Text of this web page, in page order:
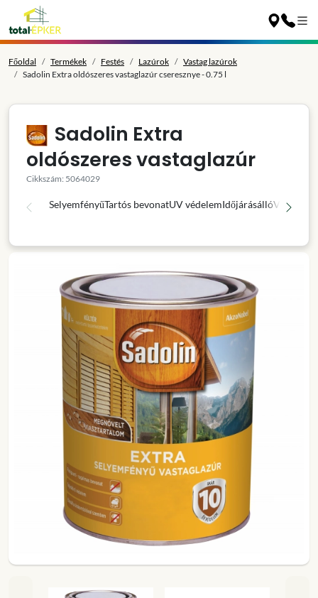
Főoldal Termékek Festés Lazúrok
Vastag lazúrok
Sadolin Extra oldószeres vastaglazúr cseresznye - 0.75 l
Sadolin Extra
oldószeres vastaglazúr
Cikkszám: 5064029
SelyemfényűTartós bevonatUV védelemIdőjárásállóVíztaszító